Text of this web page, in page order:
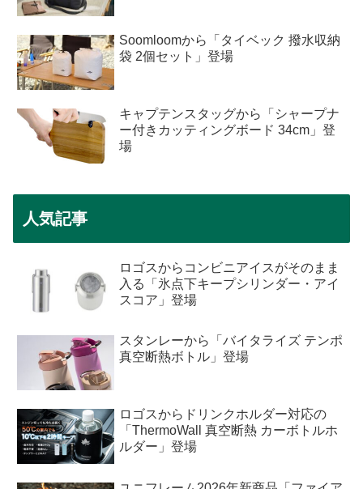
Soomloomから「タイベック 撥水収納
袋 2個セット」登場
キャプテンスタッグから「シャープナ
ー付きカッティングボード 34cm」登
場
人気記事
ロゴスからコンビニアイスがそのまま
入る「氷点下キープシリンダー・アイ
スコア」登場
スタンレーから「バイタライズ テンポ
真空断熱ボトル」登場
ロゴスからドリンクホルダー対応の
「ThermoWall 真空断熱 カーボトルホ
ルダー」登場